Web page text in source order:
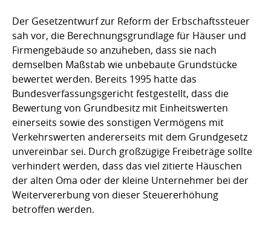
Der Gesetzentwurf zur Reform der Erbschaftssteuer
sah vor, die Berechnungsgrundlage für Häuser und
Firmengebäude so anzuheben, dass sie nach
demselben Maßstab wie unbebaute Grundstücke
bewertet werden. Bereits 1995 hatte das
Bundesverfassungsgericht festgestellt, dass die
Bewertung von Grundbesitz mit Einheitswerten
einerseits sowie des sonstigen Vermögens mit
Verkehrswerten andererseits mit dem Grundgesetz
unvereinbar sei. Durch großzügige Freibeträge sollte
verhindert werden, dass das viel zitierte Häuschen
der alten Oma oder der kleine Unternehmer bei der
Weitervererbung von dieser Steuererhöhung
betroffen werden.